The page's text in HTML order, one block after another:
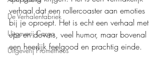
De Verhalenfabriek
Uitgeverij Cargo
Uitgeverij Prometheus
verhaal dat een rollercoaster aan emoties
bij je oproept. Het is echt een verhaal met
ups en downs, veel humor, maar bovenal
een heerlijk feelgood en prachtig einde.